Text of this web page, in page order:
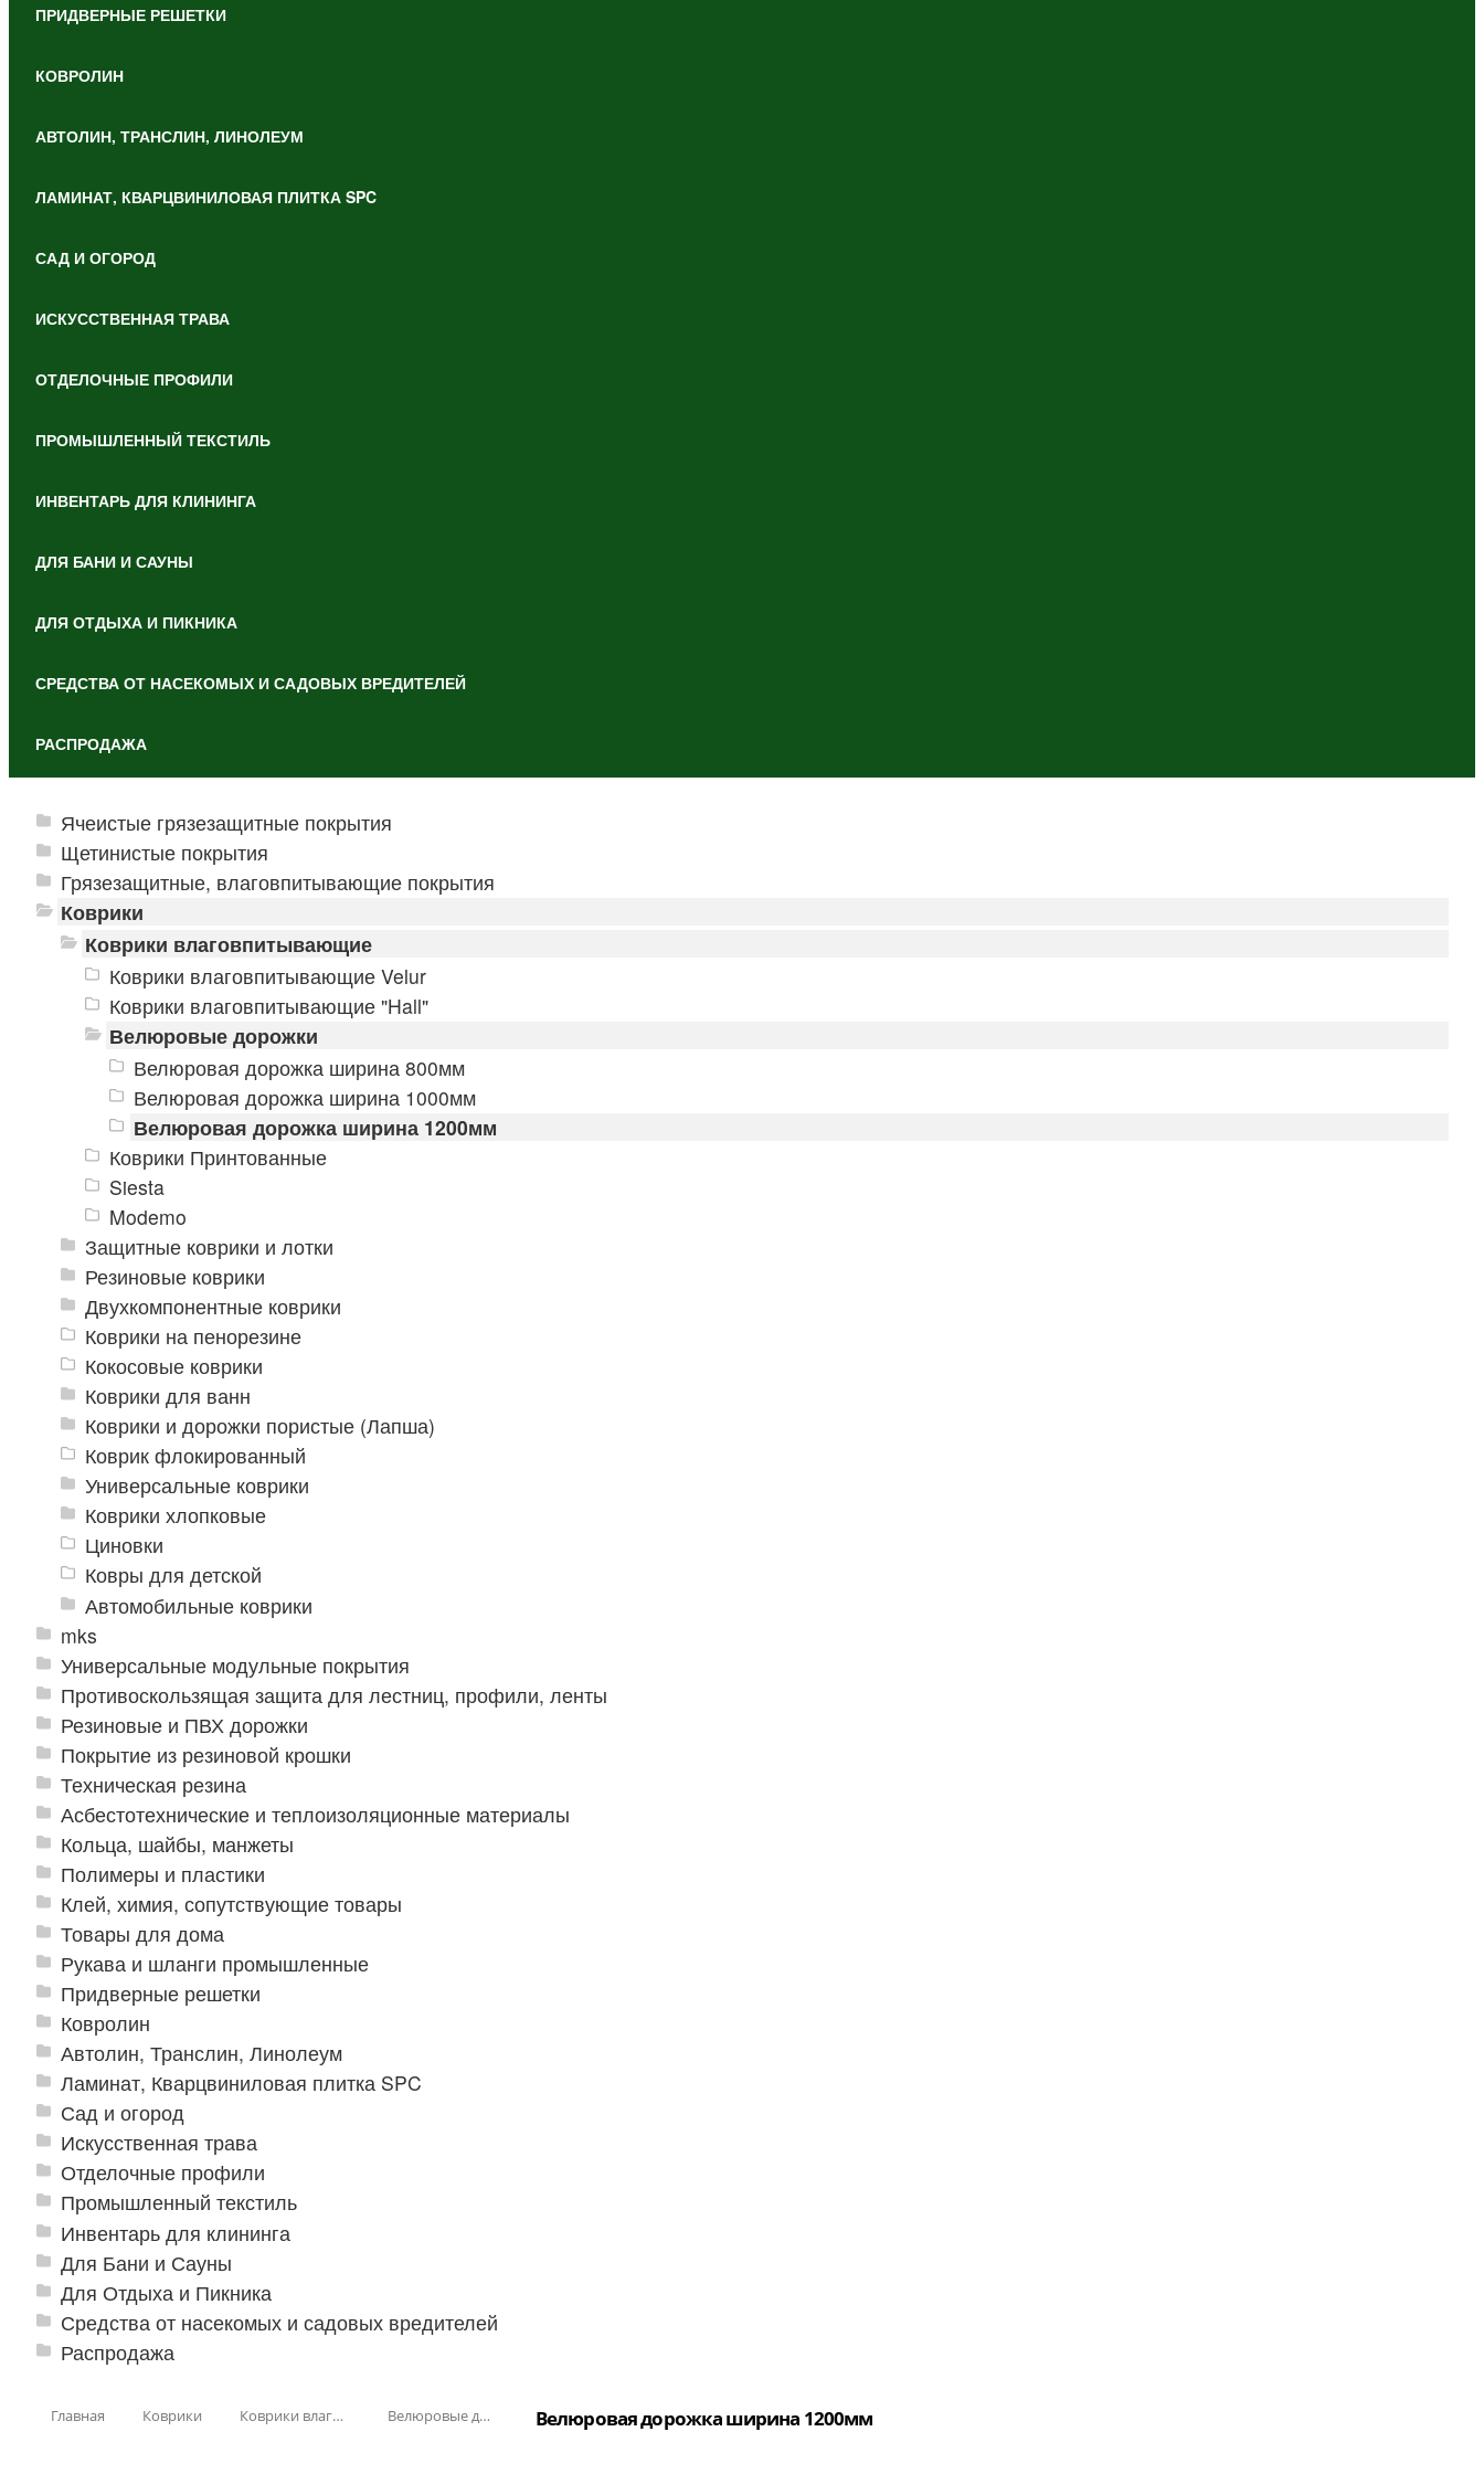
ПРИДВЕРНЫЕ РЕШЕТКИ
КОВРОЛИН
АВТОЛИН, ТРАНСЛИН, ЛИНОЛЕУМ
ЛАМИНАТ, КВАРЦВИНИЛОВАЯ ПЛИТКА SPC
САД И ОГОРОД
ИСКУССТВЕННАЯ ТРАВА
ОТДЕЛОЧНЫЕ ПРОФИЛИ
ПРОМЫШЛЕННЫЙ ТЕКСТИЛЬ
ИНВЕНТАРЬ ДЛЯ КЛИНИНГА
ДЛЯ БАНИ И САУНЫ
ДЛЯ ОТДЫХА И ПИКНИКА
СРЕДСТВА ОТ НАСЕКОМЫХ И САДОВЫХ ВРЕДИТЕЛЕЙ
РАСПРОДАЖА
Ячеистые грязезащитные покрытия
Щетинистые покрытия
Грязезащитные, влаговпитывающие покрытия
Коврики
Коврики влаговпитывающие
Коврики влаговпитывающие Velur
Коврики влаговпитывающие "Hall"
Велюровые дорожки
Велюровая дорожка ширина 800мм
Велюровая дорожка ширина 1000мм
Велюровая дорожка ширина 1200мм
Коврики Принтованные
Siesta
Modemo
Защитные коврики и лотки
Резиновые коврики
Двухкомпонентные коврики
Коврики на пенорезине
Кокосовые коврики
Коврики для ванн
Коврики и дорожки пористые (Лапша)
Коврик флокированный
Универсальные коврики
Коврики хлопковые
Циновки
Ковры для детской
Автомобильные коврики
mks
Универсальные модульные покрытия
Противоскользящая защита для лестниц, профили, ленты
Резиновые и ПВХ дорожки
Покрытие из резиновой крошки
Техническая резина
Асбестотехнические и теплоизоляционные материалы
Кольца, шайбы, манжеты
Полимеры и пластики
Клей, химия, сопутствующие товары
Товары для дома
Рукава и шланги промышленные
Придверные решетки
Ковролин
Автолин, Транслин, Линолеум
Ламинат, Кварцвиниловая плитка SPC
Сад и огород
Искусственная трава
Отделочные профили
Промышленный текстиль
Инвентарь для клининга
Для Бани и Сауны
Для Отдыха и Пикника
Средства от насекомых и садовых вредителей
Распродажа
Главная Коврики Коврики влаговпитывающие Велюровые дорожки Велюровая дорожка ширина 1200мм